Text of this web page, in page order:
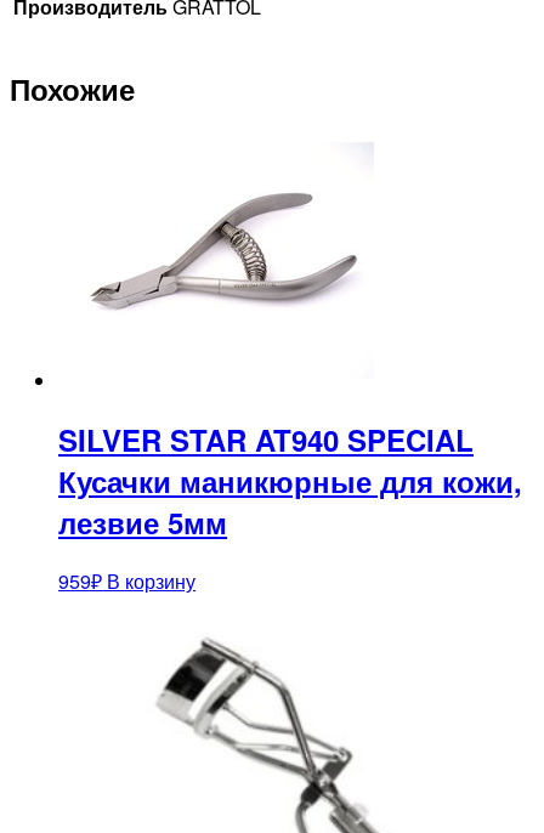
ПроизводительGRATTOL
Похожие
SILVER STAR AT940 SPECIAL
Кусачки маникюрные для кожи,
лезвие 5мм
959₽ В корзину